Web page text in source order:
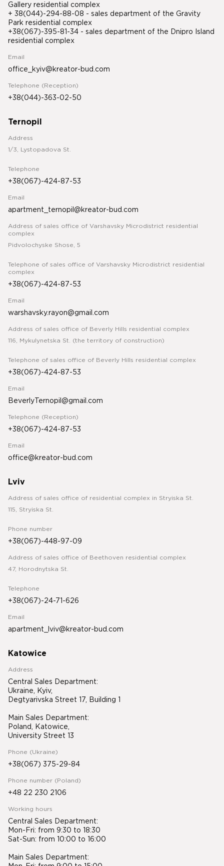
Gallery residential complex
+ 38(044)-294-88-08 - sales department of the Gravity
Park residential complex
+38(067)-395-81-34 - sales department of the Dnipro Island
residential complex
Email
office_kyiv@kreator-bud.com
Telephone (Reception)
+38(044)-363-02-50
Ternopil
Address
1/3, Lystopadova St.
Telephone
+38(067)-424-87-53
Email
apartment_ternopil@kreator-bud.com
Address of sales office of Varshavsky Microdistrict residential
complex
Pidvolochyske Shose, 5
Telephone of sales office of Varshavsky Microdistrict residential
complex
+38(067)-424-87-53
Email
warshavsky.rayon@gmail.com
Address of sales office of Beverly Hills residential complex
116, Mykulynetska St. (the territory of construction)
Telephone of sales office of Beverly Hills residential complex
+38(067)-424-87-53
Email
BeverlyTernopil@gmail.com
Telephone (Reception)
+38(067)-424-87-53
Email
office@kreator-bud.com
Lviv
Address of sales office of residential complex in Stryiska St.
115, Stryiska St.
Phone number
+38(067)-448-97-09
Address of sales office of Beethoven residential complex
47, Horodnytska St.
Telephone
+38(067)-24-71-626
Email
apartment_lviv@kreator-bud.com
Katowice
Address
Central Sales Department:
Ukraine, Kyiv,
Degtyarivska Street 17, Building 1
Main Sales Department:
Poland, Katowice,
University Street 13
Phone (Ukraine)
+38(067) 375-29-84
Phone number (Poland)
+48 22 230 2106
Working hours
Central Sales Department:
Mon-Fri: from 9:30 to 18:30
Sat-Sun: from 10:00 to 16:00
Main Sales Department: